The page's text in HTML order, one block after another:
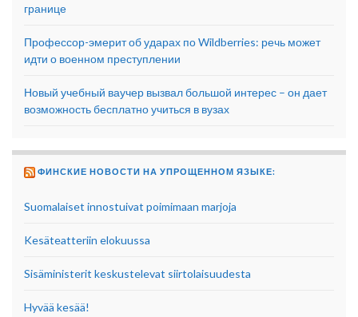
границе
Профессор-эмерит об ударах по Wildberries: речь может
идти о военном преступлении
Новый учебный ваучер вызвал большой интерес – он дает
возможность бесплатно учиться в вузах
ФИНСКИЕ НОВОСТИ НА УПРОЩЕННОМ ЯЗЫКЕ:
Suomalaiset innostuivat poimimaan marjoja
Kesäteatteriin elokuussa
Sisäministerit keskustelevat siirtolaisuudesta
Hyvää kesää!